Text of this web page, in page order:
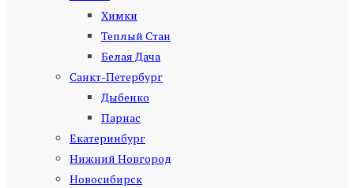
Химки
Теплый Стан
Белая Дача
Санкт-Петербург
Дыбенко
Парнас
Екатеринбург
Нижний Новгород
Новосибирск